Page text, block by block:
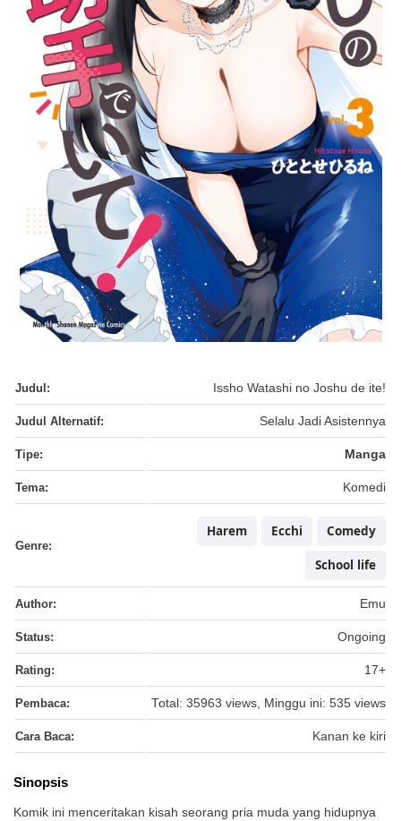
Judul: Issho Watashi no Joshu de ite!
Judul Alternatif: Selalu Jadi Asistennya
Tipe: Manga
Tema: Komedi
Genre:
Comedy
Ecchi
Harem
School life
Author: Emu
Status: Ongoing
Rating: 17+
Pembaca: Total: 35963 views, Minggu ini: 535 views
Cara Baca: Kanan ke kiri
Sinopsis
Komik ini menceritakan kisah seorang pria muda yang hidupnya